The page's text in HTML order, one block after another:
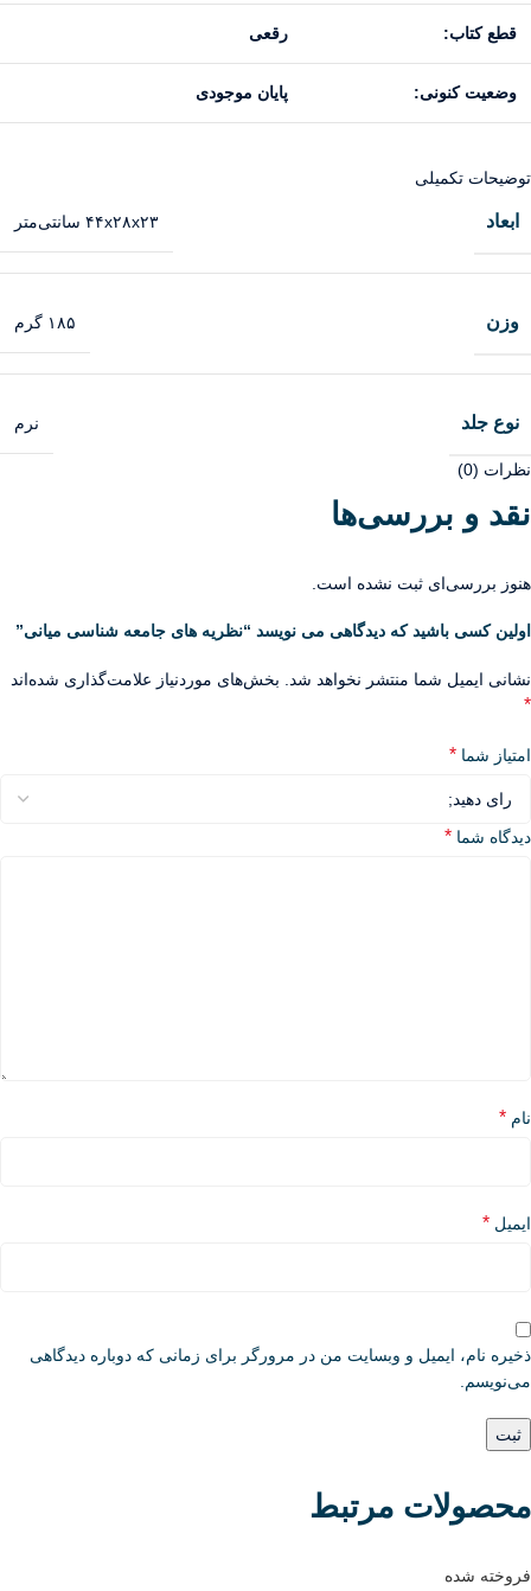
قطع کتاب: رقعی
وضعیت کنونی: پایان موجودی
توضیحات تکمیلی
ابعاد ۴۴x۲۸x۲۳ سانتی‌متر
وزن ۱۸۵ گرم
نوع جلد نرم
نظرات (0)
نقد و بررسی‌ها
هنوز بررسی‌ای ثبت نشده است.
اولین کسی باشید که دیدگاهی می نویسد “نظریه های جامعه شناسی میانی”
نشانی ایمیل شما منتشر نخواهد شد. بخش‌های موردنیاز علامت‌گذاری شده‌اند
*
امتیاز شما *
دیدگاه شما *
نام *
ایمیل *
ذخیره نام، ایمیل و وبسایت من در مرورگر برای زمانی که دوباره دیدگاهی
می‌نویسم.
محصولات مرتبط
فروخته شده